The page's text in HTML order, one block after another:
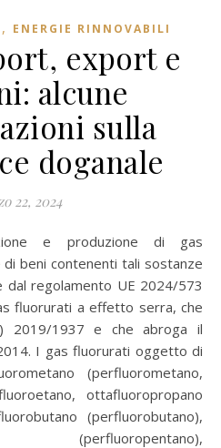
, ENERGIE RINNOVABILI
export e
alcune
sulla
doganale
22, 2024
beni contenenti tali sostanze
regolamento UE 2024/573
fluorurati a effetto serra, che
2019/1937 e che abroga il
I gas fluorurati oggetto di
(perfluorometano,
ottafluoropropano
(perfluorobutano),
(perfluoropentano),